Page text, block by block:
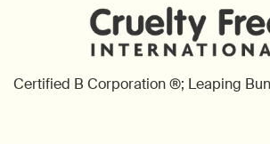
Certified B Corporation ®; Leaping